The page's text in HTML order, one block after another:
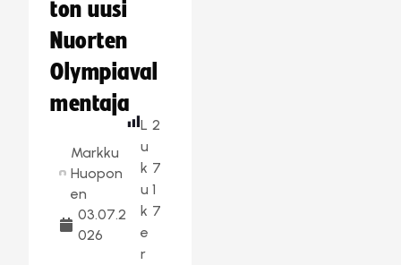
ton uusi
Nuorten
Olympiaval
mentaja
Markku
Huopon
en
03.07.2
026
L
u
k
u
k
e
r
2
7
1
7